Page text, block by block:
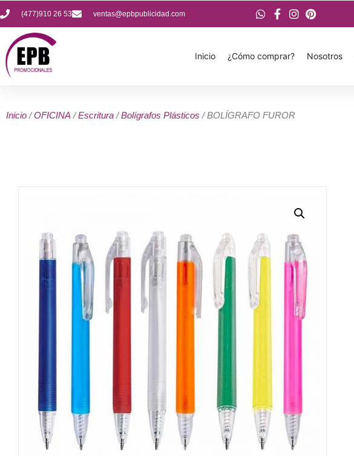
(477)910 26 53 ventas@epbpublicidad.com
Inicio ¿Cómo comprar? Nosotros
Inicio /OFICINA /Escritura /Bolígrafos Plásticos / BOLÍGRAFO FUROR